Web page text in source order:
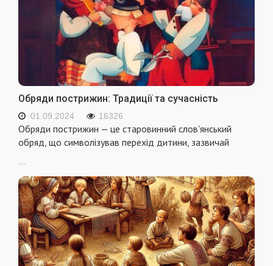
Обряди пострижин: Традиції та сучасність
01.09.2024 16326
Обряди пострижин — це старовинний слов'янський
обряд, що символізував перехід дитини, зазвичай
...